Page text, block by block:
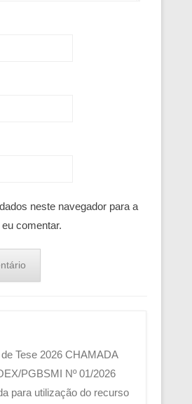
neste navegador para a
comentar.
Tese 2026 CHAMADA
PGBSMI Nº 01/2026
para utilização do recurso